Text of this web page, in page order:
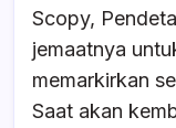
Scopy,
jemaatnya
memarkirkan
Saat akan